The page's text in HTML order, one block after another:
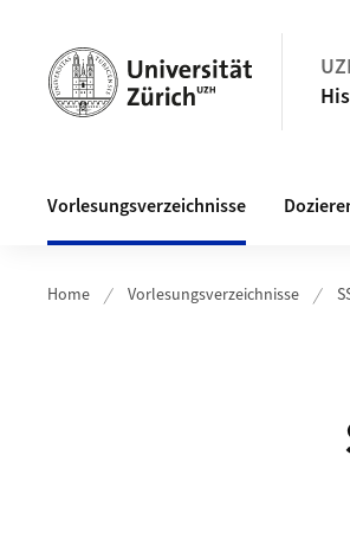
Vorlesungsverzeichnisse
Home Vorlesungsverzeichnisse